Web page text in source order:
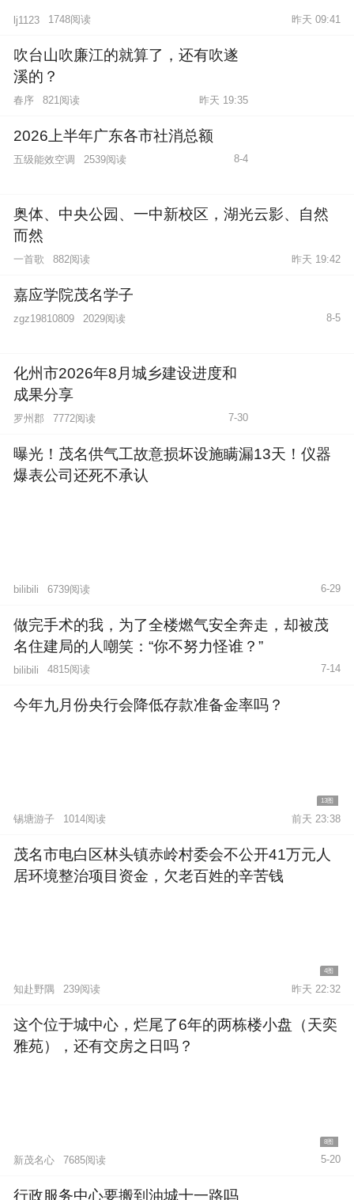
lj1123 1748阅读 昨天 09:41
吹台山吹廉江的就算了，还有吹遂
溪的？
春序 821阅读 昨天 19:35
2026上半年广东各市社消总额
五级能效空调 2539阅读 8-4
奥体、中央公园、一中新校区，湖光云影、自然
而然
一首歌 882阅读 昨天 19:42
嘉应学院茂名学子
zgz19810809 2029阅读 8-5
化州市2026年8月城乡建设进度和
成果分享
罗州郡 7772阅读 7-30
曝光！茂名供气工故意损坏设施瞒漏13天！仪器
爆表公司还死不承认
bilibili 6739阅读 6-29
做完手术的我，为了全楼燃气安全奔走，却被茂
名住建局的人嘲笑：“你不努力怪谁？”
bilibili 4815阅读 7-14
今年九月份央行会降低存款准备金率吗？
13图
锡塘游子 1014阅读 前天 23:38
茂名市电白区林头镇赤岭村委会不公开41万元人
居环境整治项目资金，欠老百姓的辛苦钱
4图
知赴野隅 239阅读 昨天 22:32
这个位于城中心，烂尾了6年的两栋楼小盘（天奕
雅苑），还有交房之日吗？
8图
新茂名心 7685阅读 5-20
行政服务中心要搬到油城十一路吗